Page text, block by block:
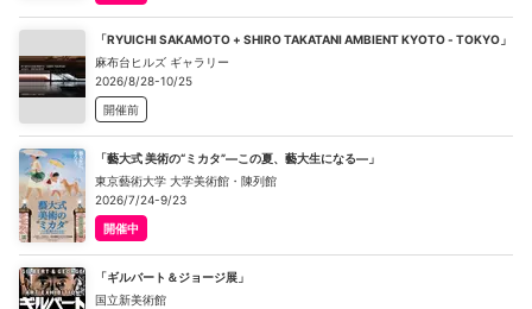
「RYUICHI SAKAMOTO + SHIRO TAKATANI AMBIENT KYOTO - TOKYO」
麻布台ヒルズ ギャラリー
2026/8/28-10/25
開催前
「藝大式 美術の“ミカタ”―この夏、藝大生になる―」
東京藝術大学 大学美術館・陳列館
2026/7/24-9/23
開催中
「ギルバート＆ジョージ展」
国立新美術館